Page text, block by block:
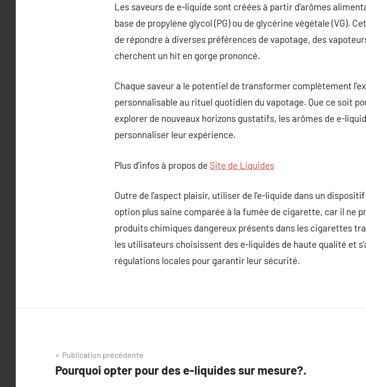
Les saveurs de e-liquide sont créées à partir d’arômes
base de propylène glycol (PG) ou de glycérine végétale (VG).
de répondre à diverses préférences de vapotage, des
cherchent un hit en gorge prononcé.
Chaque saveur a le potentiel de transformer complètement
personnalisable au rituel quotidien du vapotage. Que ce soit
explorer de nouveaux horizons gustatifs, les arômes de e-
personnaliser leur expérience.
Plus d’infos à propos de Site de Liquides
Outre de l’aspect plaisir, utiliser de l’e-liquide dans un
option plus saine comparée à la fumée de cigarette, car il ne
produits chimiques dangereux présents dans les cigarettes
les utilisateurs choisissent des e-liquides de haute qualité et
régulations locales pour garantir leur sécurité.
Navigation
de
Publication précédente
Pourquoi opter pour des e-liquides sur mesure?.